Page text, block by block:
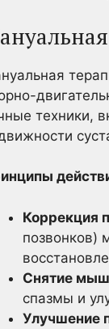
техники,
Коррекция
позвонков)
Снятие
спазмы и
Улучшение